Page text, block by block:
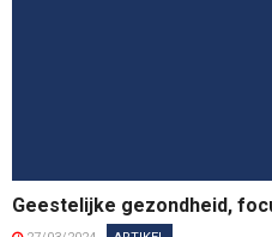
Geestelijke gezondheid,